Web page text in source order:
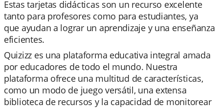
Estas tarjetas didácticas son un recurso excelente
tanto para profesores como para estudiantes, ya
que ayudan a lograr un aprendizaje y una enseñanza
eficientes.
Quizizz es una plataforma educativa integral amada
por educadores de todo el mundo. Nuestra
plataforma ofrece una multitud de características,
como un modo de juego versátil, una extensa
biblioteca de recursos y la capacidad de monitorear